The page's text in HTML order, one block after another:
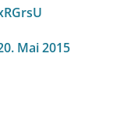
Mai 2015